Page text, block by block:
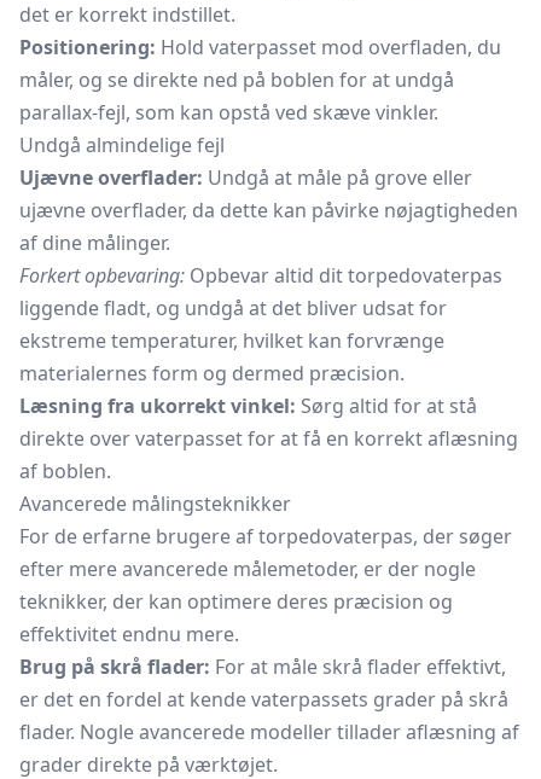
det er korrekt indstillet.
Positionering: Hold vaterpasset mod overfladen, du
måler, og se direkte ned på boblen for at undgå
parallax-fejl, som kan opstå ved skæve vinkler.
Undgå almindelige fejl
Ujævne overflader: Undgå at måle på grove eller
ujævne overflader, da dette kan påvirke nøjagtigheden
af dine målinger.
Forkert opbevaring: Opbevar altid dit torpedovaterpas
liggende fladt, og undgå at det bliver udsat for
ekstreme temperaturer, hvilket kan forvrænge
materialernes form og dermed præcision.
Læsning fra ukorrekt vinkel: Sørg altid for at stå
direkte over vaterpasset for at få en korrekt aflæsning
af boblen.
Avancerede målingsteknikker
For de erfarne brugere af torpedovaterpas, der søger
efter mere avancerede målemetoder, er der nogle
teknikker, der kan optimere deres præcision og
effektivitet endnu mere.
Brug på skrå flader: For at måle skrå flader effektivt,
er det en fordel at kende vaterpassets grader på skrå
flader. Nogle avancerede modeller tillader aflæsning af
grader direkte på værktøjet.